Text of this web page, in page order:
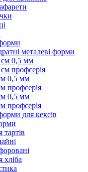
металеві форми
0,5 мм
профсерія
0,5 мм
профсерія
0,5 мм
профсерія
для кексів